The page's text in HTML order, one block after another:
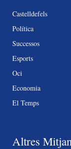
Castelldefels
Política
Successos
Esports
Oci
Economia
El Temps
Altres